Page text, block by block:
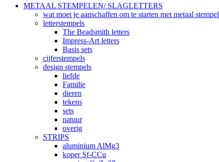
METAAL STEMPELEN/ SLAGLETTERS
wat moet je aanschaffen om te starten met metaal
letterstempels
The Beadsmith letters
Impress-Art letters
Basis sets
cijferstempels
design stempels
liefde
Familie
dieren
tekens
sets
natuur
overig
STRIPS
aluminium AlMg3
koper Sf-CCu